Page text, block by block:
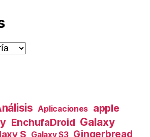
Aplicaciones apple
EnchufaDroid Galaxy
S Galaxy S3 Gingerbread